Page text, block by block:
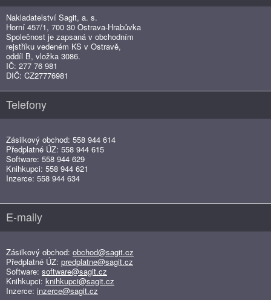
Nakladatelství Sagit, a. s.
Horní 457/1, 700 30 Ostrava-Hrabůvka
Společnost je zapsaná v obchodním
rejstříku vedeném KS v Ostravě,
oddíl B, vložka 3086.
IČ: 277 76 981
DIČ: CZ27776981
Telefony
Zásilkový obchod: 558 944 614
Předplatné ÚZ: 558 944 615
Software: 558 944 629
Knihkupci: 558 944 621
Inzerce: 558 944 634
E-maily
Zásilkový obchod: obchod@sagit.cz
Předplatné ÚZ: predplatne@sagit.cz
Software: software@sagit.cz
Knihkupci: knihkupci@sagit.cz
Inzerce: inzerce@sagit.cz